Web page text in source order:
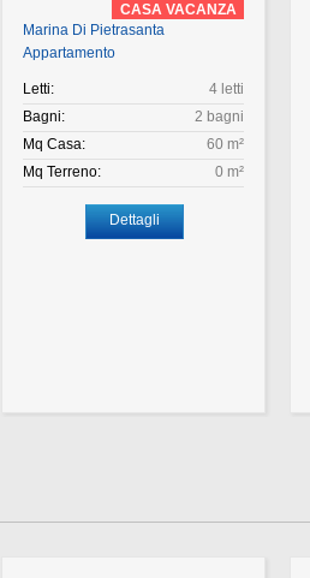
CASA VACANZA
Marina Di Pietrasanta
Appartamento
Letti:
4 letti
Bagni:
2 bagni
Mq Casa:
60 m²
Mq Terreno:
0 m²
Dettagli